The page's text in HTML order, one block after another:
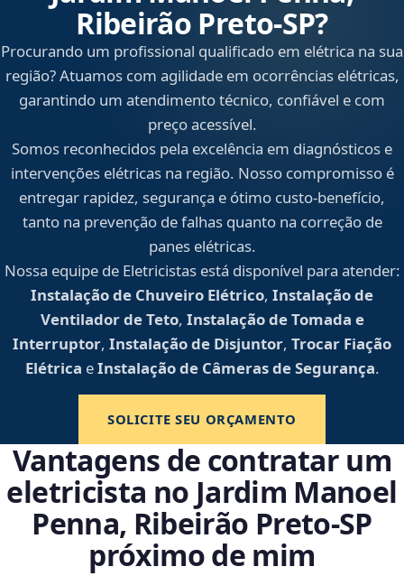
Ribeirão Preto‑SP?
Procurando um profissional qualificado em elétrica na sua
região? Atuamos com agilidade em ocorrências elétricas,
garantindo um atendimento técnico, confiável e com
preço acessível.
Somos reconhecidos pela excelência em diagnósticos e
intervenções elétricas na região. Nosso compromisso é
entregar rapidez, segurança e ótimo custo-benefício,
tanto na prevenção de falhas quanto na correção de
panes elétricas.
Nossa equipe de Eletricistas está disponível para atender:
Instalação de Chuveiro Elétrico, Instalação de
Ventilador de Teto, Instalação de Tomada e
Interruptor, Instalação de Disjuntor, Trocar Fiação
Elétrica eInstalação de Câmeras de Segurança.
SOLICITE SEU ORÇAMENTO
Vantagens de contratar um
eletricista no Jardim Manoel
Penna, Ribeirão Preto‑SP
próximo de mim